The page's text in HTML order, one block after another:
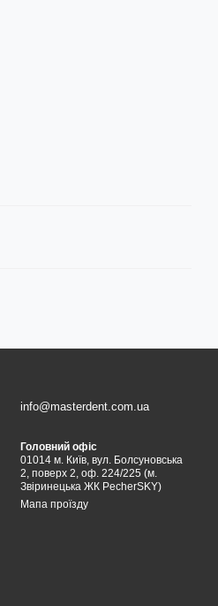
info@masterdent.com.ua
Головний офіс
01014 м. Київ, вул. Болсуновська
2, поверх 2, оф. 224/225 (м.
Звіринецька ЖК PecherSKY)
Мапа проїзду